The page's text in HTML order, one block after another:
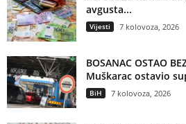
avgusta...
Vijesti 7 kolovoza, 2026
BOSANAC OSTAO
Muškarac ostavio
BiH 7 kolovoza, 2026